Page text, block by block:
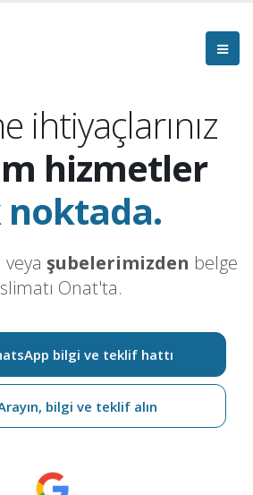
ihtiyaçlarınız
hizmetler
veya şubelerimizden belge
Onat'ta.
bilgi ve teklif hattı
bilgi ve teklif alın